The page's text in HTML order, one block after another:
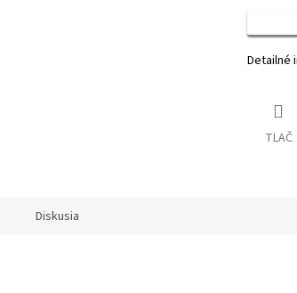
Detailné
TLAČ
Diskusia